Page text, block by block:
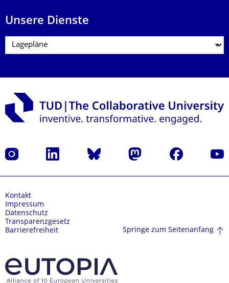
Unsere Dienste
Instagram LinkedIn Bluesky Mastodon Facebook
Kontakt
Impressum
Datenschutz
Transparenzgesetz
Barrierefreiheit
Springe zum Seitenanfang